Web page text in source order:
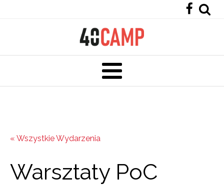
« Wszystkie Wydarzenia
Warsztaty PoC